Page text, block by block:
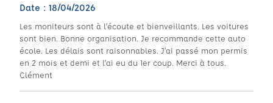
Date : 18/04/2026
Les moniteurs sont à l’écoute et bienveillants. Les voitures
sont bien. Bonne organisation. Je recommande cette auto
école. Les délais sont raisonnables. J’ai passé mon permis
en 2 mois et demi et l’ai eu du 1er coup. Merci à tous.
Clément